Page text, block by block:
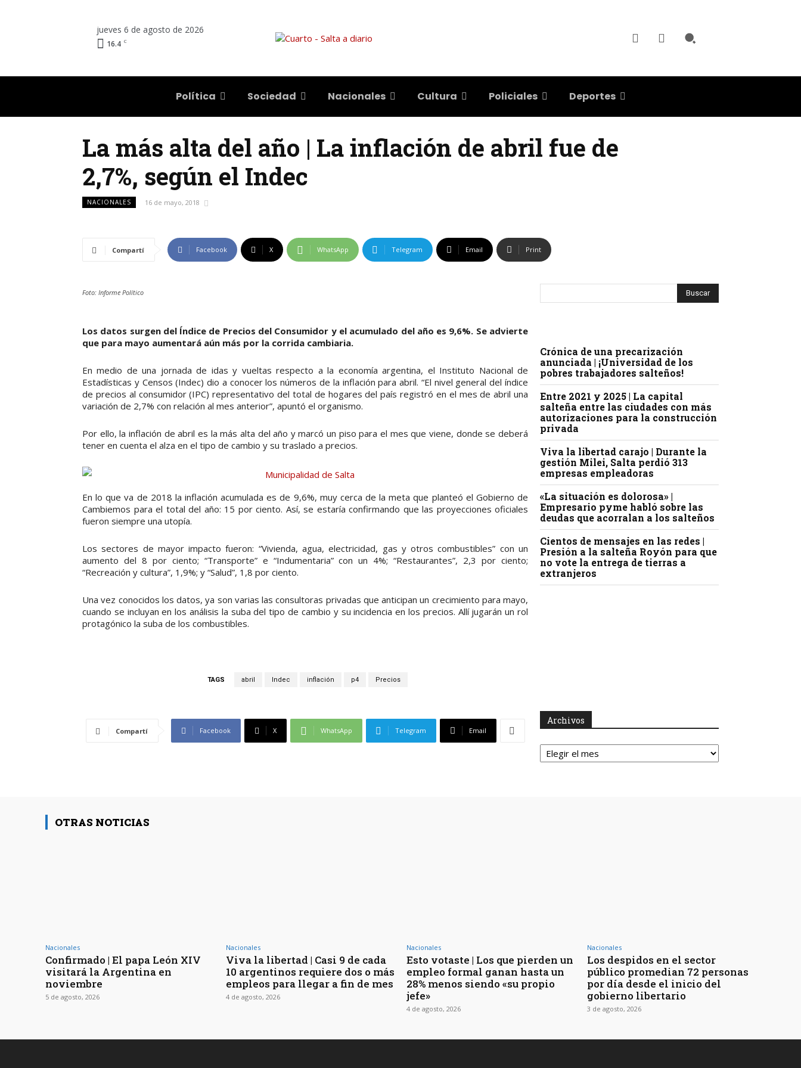
jueves 6 de agosto de 2026
16.4 C
Política Sociedad Nacionales Cultura Policiales Deportes
La más alta del año | La inflación de abril fue de
2,7%, según el Indec
NACIONALES 16 de mayo, 2018
Compartí Facebook X WhatsApp Telegram Email Print
Foto: Informe Político
Los datos surgen del Índice de Precios del Consumidor y el acumulado del año es 9,6%. Se advierte
que para mayo aumentará aún más por la corrida cambiaria.
En medio de una jornada de idas y vueltas respecto a la economía argentina, el Instituto Nacional de
Estadísticas y Censos (Indec) dio a conocer los números de la inflación para abril. “El nivel general del índice
de precios al consumidor (IPC) representativo del total de hogares del país registró en el mes de abril una
variación de 2,7% con relación al mes anterior”, apuntó el organismo.
Por ello, la inflación de abril es la más alta del año y marcó un piso para el mes que viene, donde se deberá
tener en cuenta el alza en el tipo de cambio y su traslado a precios.
En lo que va de 2018 la inflación acumulada es de 9,6%, muy cerca de la meta que planteó el Gobierno de
Cambiemos para el total del año: 15 por ciento. Así, se estaría confirmando que las proyecciones oficiales
fueron siempre una utopía.
Los sectores de mayor impacto fueron: “Vivienda, agua, electricidad, gas y otros combustibles” con un
aumento del 8 por ciento; “Transporte” e “Indumentaria” con un 4%; “Restaurantes”, 2,3 por ciento;
“Recreación y cultura”, 1,9%; y “Salud”, 1,8 por ciento.
Una vez conocidos los datos, ya son varias las consultoras privadas que anticipan un crecimiento para mayo,
cuando se incluyan en los análisis la suba del tipo de cambio y su incidencia en los precios. Allí jugarán un rol
protagónico la suba de los combustibles.
TAGS abril Indec inflación p4 Precios
Compartí Facebook X WhatsApp Telegram Email
Crónica de una precarización
anunciada | ¡Universidad de los
pobres trabajadores salteños!
Entre 2021 y 2025 | La capital
salteña entre las ciudades con más
autorizaciones para la construcción
privada
Viva la libertad carajo | Durante la
gestión Milei, Salta perdió 313
empresas empleadoras
«La situación es dolorosa» |
Empresario pyme habló sobre las
deudas que acorralan a los salteños
Cientos de mensajes en las redes |
Presión a la salteña Royón para que
no vote la entrega de tierras a
extranjeros
Archivos
Archivos
OTRAS NOTICIAS
Nacionales
Confirmado | El papa León XIV
visitará la Argentina en
noviembre
5 de agosto, 2026
Nacionales
Viva la libertad | Casi 9 de cada
10 argentinos requiere dos o más
empleos para llegar a fin de mes
4 de agosto, 2026
Nacionales
Esto votaste | Los que pierden un
empleo formal ganan hasta un
28% menos siendo «su propio
jefe»
4 de agosto, 2026
Nacionales
Los despidos en el sector
público promedian 72 personas
por día desde el inicio del
gobierno libertario
3 de agosto, 2026